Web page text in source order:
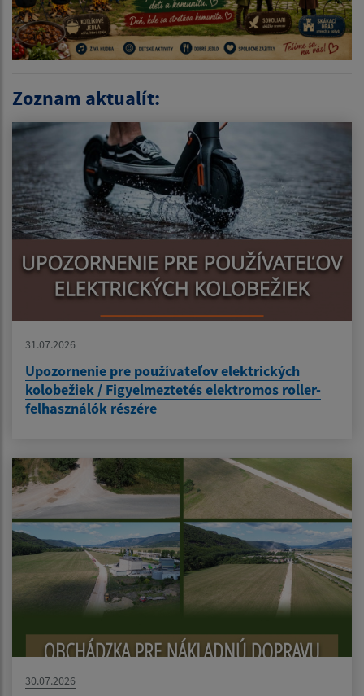
Zoznam aktualít:
31.07.2026
Upozornenie pre používateľov elektrických
kolobežiek / Figyelmeztetés elektromos roller-
felhasználók részére
30.07.2026